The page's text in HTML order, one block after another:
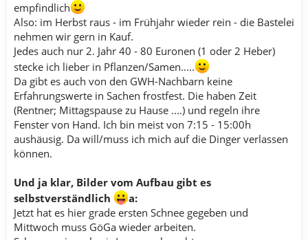
empfindlich
Also: im Herbst raus - im Frühjahr wieder rein - die Bastelei
nehmen wir gern in Kauf.
Jedes auch nur 2. Jahr 40 - 80 Euronen (1 oder 2 Heber)
stecke ich lieber in Pflanzen/Samen.....
Da gibt es auch von den GWH-Nachbarn keine
Erfahrungswerte in Sachen frostfest. Die haben Zeit
(Rentner; Mittagspause zu Hause ....) und regeln ihre
Fenster von Hand. Ich bin meist von 7:15 - 15:00h
aushäusig. Da will/muss ich mich auf die Dinger verlassen
können.
Und ja klar, Bilder vom Aufbau gibt es
selbstverständlich
a:
Jetzt hat es hier grade ersten Schnee gegeben und
Mittwoch muss GöGa wieder arbeiten.